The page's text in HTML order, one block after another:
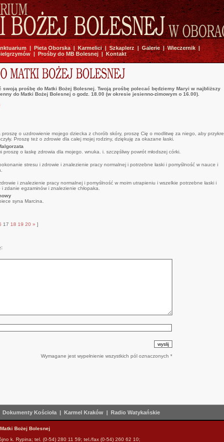
|Pieta Oborska|Karmelici|Szkaplerz|Galerie|Wieczernik|
| Prośby do MB Bolesnej|Kontakt
swoją prośbę do Matki Bożej Bolesnej. Twoją prośbę polecać będziemy Maryi w najbliższy
do Matki Bożej Bolesnej o godz. 18.00 (w okresie jesienno-zimowym o 16.00).
o uzdrowienie mojego dziecka z chorób skóry, proszę Cię o modlitwę za niego, aby przykre
Proszę też o zdrowie dla całej mojej rodziny, dziękuję za okazane łaski.
proszę o łaskę zdrowia dla mojego. wnuka. i. szczęśliwy powrót młodszej córki.
stresu i zdrowie i znalezienie pracy normalnej i potrzebne łaski i pomyślność w nauce i
i znalezienie pracy normalnej i pomyślność w moim utrapieniu i wszelkie potrzebne łaski i
zdanie egzaminów i znalezienie chłopaka.
syna Marcina.
17 18 19 20 » ]
Wymagane jest wypełnienie wszystkich pól oznaczonych *
Dokumenty Kościoła | Karmel Kraków | Radio Watykańskie
Bożej Bolesnej
k. Rypina; tel. (0-54) 280 11 59; tel./fax (0-54) 260 62 10;